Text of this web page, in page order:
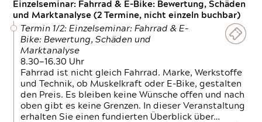
Einzelseminar: Fahrrad & E-Bike: Bewertung, Schäden
und Marktanalyse (2 Termine, nicht einzeln buchbar)
Termin 1/2: Einzelseminar: Fahrrad & E-
Bike: Bewertung, Schäden und
Marktanalyse
8.30—16.30 Uhr
Fahrrad ist nicht gleich Fahrrad. Marke, Werkstoffe
und Technik, ob Muskelkraft oder E-Bike, gestalten
den Preis. Es bleiben keine Wünsche offen und nach
oben gibt es keine Grenzen. In dieser Veranstaltung
erhalten Sie einen fundierten Überblick über…